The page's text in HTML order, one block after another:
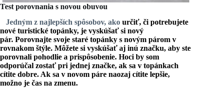
Test porovnania s novou obuvou
Jedným z najlepších spôsobov, ako určiť, či potrebujete
nové turistické topánky, je vyskúšať si nový
pár. Porovnajte svoje staré topánky s novým párom v
rovnakom štýle. Môžete si vyskúšať aj inú značku, aby ste
porovnali pohodlie a prispôsobenie. Hoci by som
odporúčal zostať pri jednej značke, ak sa v topánkach
cítite dobre. Ak sa v novom páre naozaj cítite lepšie,
možno je čas na zmenu.